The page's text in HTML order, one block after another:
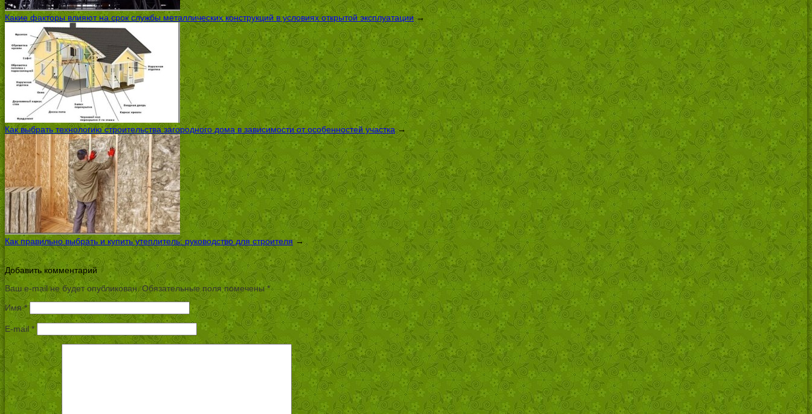
Какие факторы влияют на срок службы металлических конструкций в условиях открытой эксплуатации→
Как выбрать технологию строительства загородного дома в зависимости от особенностей участка→
Как правильно выбрать и купить утеплитель: руководство для строителя→
Добавить комментарий
Ваш e-mail не будет опубликован.Обязательные поля помечены*
Имя*
E-mail*